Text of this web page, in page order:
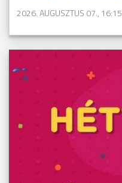
2026. AUGUSZTUS 07., 16:15